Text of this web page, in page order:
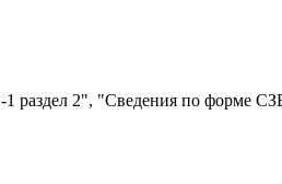
раздел 2", "Сведения по форме